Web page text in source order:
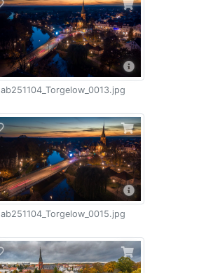
ab251104_Torgelow_0013.jpg
ab251104_Torgelow_0015.jpg